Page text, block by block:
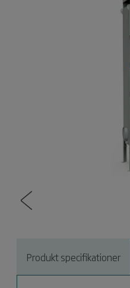
Produkt specifikationer